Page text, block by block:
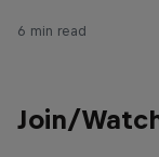
6 min read
Join/